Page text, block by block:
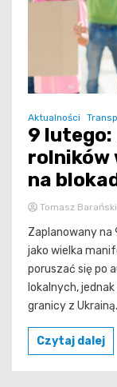
Aktualności
9
rolników
na
Tomasz Barański
Zaplanowany
jako wielka
poruszać się po
lokalnych,
granicy z
Czytaj dalej